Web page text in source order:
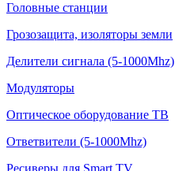
Головные станции
Грозозащита, изоляторы земли
Делители сигнала (5-1000Mhz)
Модуляторы
Оптическое оборудование ТВ
Ответвители (5-1000Mhz)
Ресиверы для Smart TV